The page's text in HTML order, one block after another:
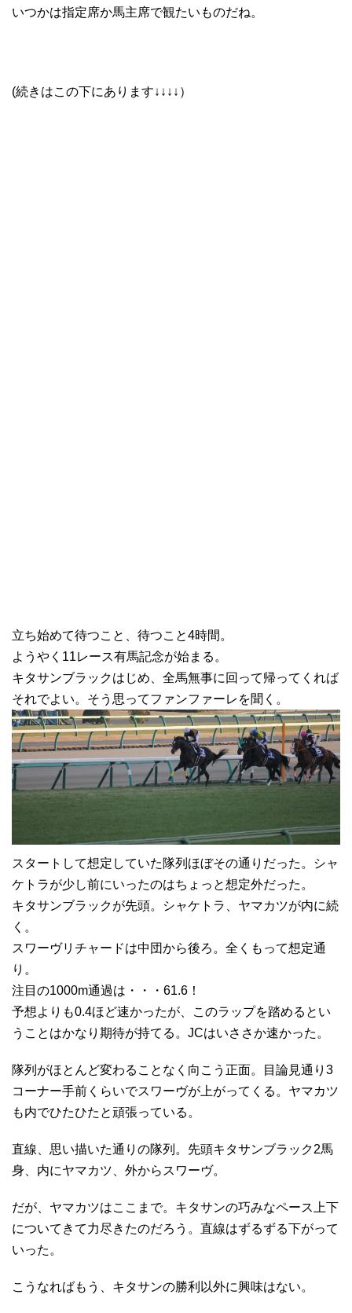
いつかは指定席か馬主席で観たいものだね。
(続きはこの下にあります↓↓↓↓）
立ち始めて待つこと、待つこと4時間。
ようやく11レース有馬記念が始まる。
キタサンブラックはじめ、全馬無事に回って帰ってくれば
それでよい。そう思ってファンファーレを聞く。
スタートして想定していた隊列ほぼその通りだった。シャ
ケトラが少し前にいったのはちょっと想定外だった。
キタサンブラックが先頭。シャケトラ、ヤマカツが内に続
く。
スワーヴリチャードは中団から後ろ。全くもって想定通
り。
注目の1000m通過は・・・61.6！
予想よりも0.4ほど速かったが、このラップを踏めるとい
うことはかなり期待が持てる。JCはいささか速かった。
隊列がほとんど変わることなく向こう正面。目論見通り3
コーナー手前くらいでスワーヴが上がってくる。ヤマカツ
も内でひたひたと頑張っている。
直線、思い描いた通りの隊列。先頭キタサンブラック2馬
身、内にヤマカツ、外からスワーヴ。
だが、ヤマカツはここまで。キタサンの巧みなペース上下
についてきて力尽きたのだろう。直線はずるずる下がって
いった。
こうなればもう、キタサンの勝利以外に興味はない。